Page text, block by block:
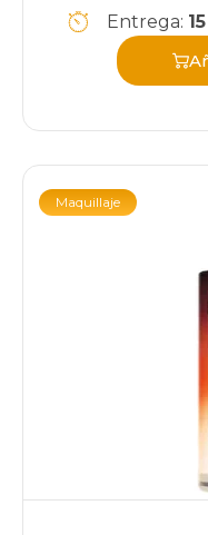
Entrega:
Maquillaje